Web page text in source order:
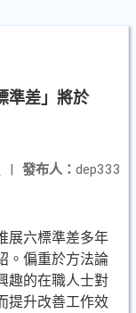
準差」將於
發布人： dep333
|
展六標準差多年
。偏重於方法論
趣的在職人士對
提升改善工作效